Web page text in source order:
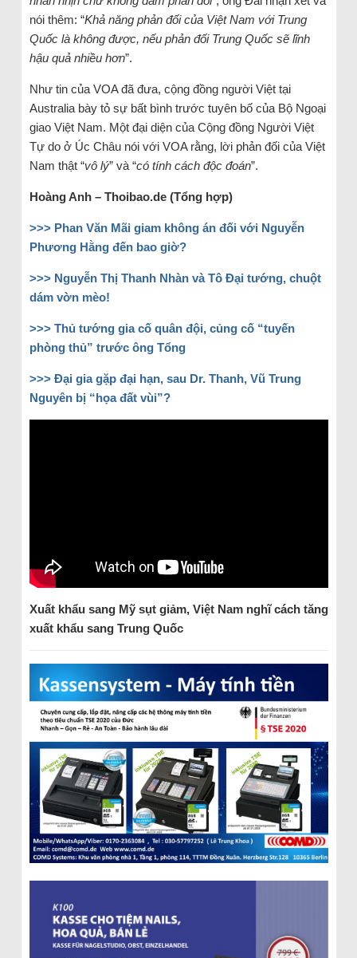
nói thêm: “Khả năng phản đối của Việt Nam với Trung
Quốc là không được, nếu phản đối Trung Quốc sẽ lĩnh
hậu quả nhiều hơn”.
Như tin của VOA đã đưa, cộng đồng người Việt tại
Australia bày tỏ sự bất bình trước tuyên bố của Bộ Ngoại
giao Việt Nam. Một đại diện của Cộng đồng Người Việt
Tự do ở Úc Châu nói với VOA rằng, lời phản đối của Việt
Nam thật “vô lý” và “có tính cách độc đoán”.
Hoàng Anh – Thoibao.de(Tổng hợp)
>>> Phan Văn Mãi giam không án đối với Nguyễn
Phương Hằng đến bao giờ?
>>> Nguyễn Thị Thanh Nhàn và Tô Đại tướng, chuột
dám vờn mèo!
>>> Thủ tướng gia cố quân đội, củng cố “tuyến
phòng thủ” trước ông Tổng
>>> Đại gia gặp đại hạn, sau Dr. Thanh, Vũ Trung
Nguyên bị “họa đất vùi”?
Xuất khẩu sang Mỹ sụt giảm, Việt Nam nghĩ cách tăng
xuất khẩu sang Trung Quốc